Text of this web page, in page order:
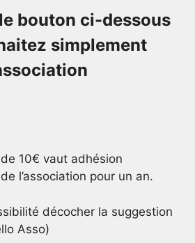
bouton ci-dessous
simplement
10€ vaut adhésion
de l’association pour un an.
décocher la suggestion
Asso)